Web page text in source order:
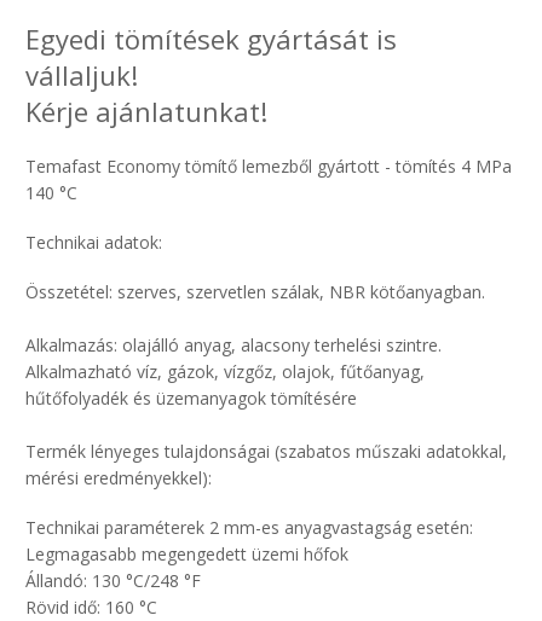
Egyedi tömítések gyártását is
vállaljuk!
Kérje ajánlatunkat!
Temafast Economy tömítő lemezből gyártott - tömítés 4 MPa
140 °C
Technikai adatok:
Összetétel: szerves, szervetlen szálak, NBR kötőanyagban.
Alkalmazás: olajálló anyag, alacsony terhelési szintre.
Alkalmazható víz, gázok, vízgőz, olajok, fűtőanyag,
hűtőfolyadék és üzemanyagok tömítésére
Termék lényeges tulajdonságai (szabatos műszaki adatokkal,
mérési eredményekkel):
Technikai paraméterek 2 mm-es anyagvastagság esetén:
Legmagasabb megengedett üzemi hőfok
Állandó: 130 °C/248 °F
Rövid idő: 160 °C